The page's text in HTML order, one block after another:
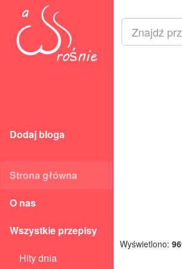
Dodaj bloga
Strona główna
O nas
Wszystkie przepisy
Hity dnia
Wyświetlono: